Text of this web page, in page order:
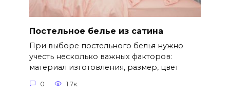
Постельное белье из сатина
При выборе постельного белья нужно
учесть несколько важных факторов:
материал изготовления, размер, цвет
0 1.7к.